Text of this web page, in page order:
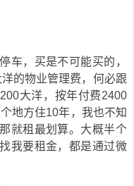
车，买是不可能买的，
的物业管理费，何必跟
大洋，按年付费2400
地方住10年，我也不知
就租最划算。大概半个
我要租金，都是通过微